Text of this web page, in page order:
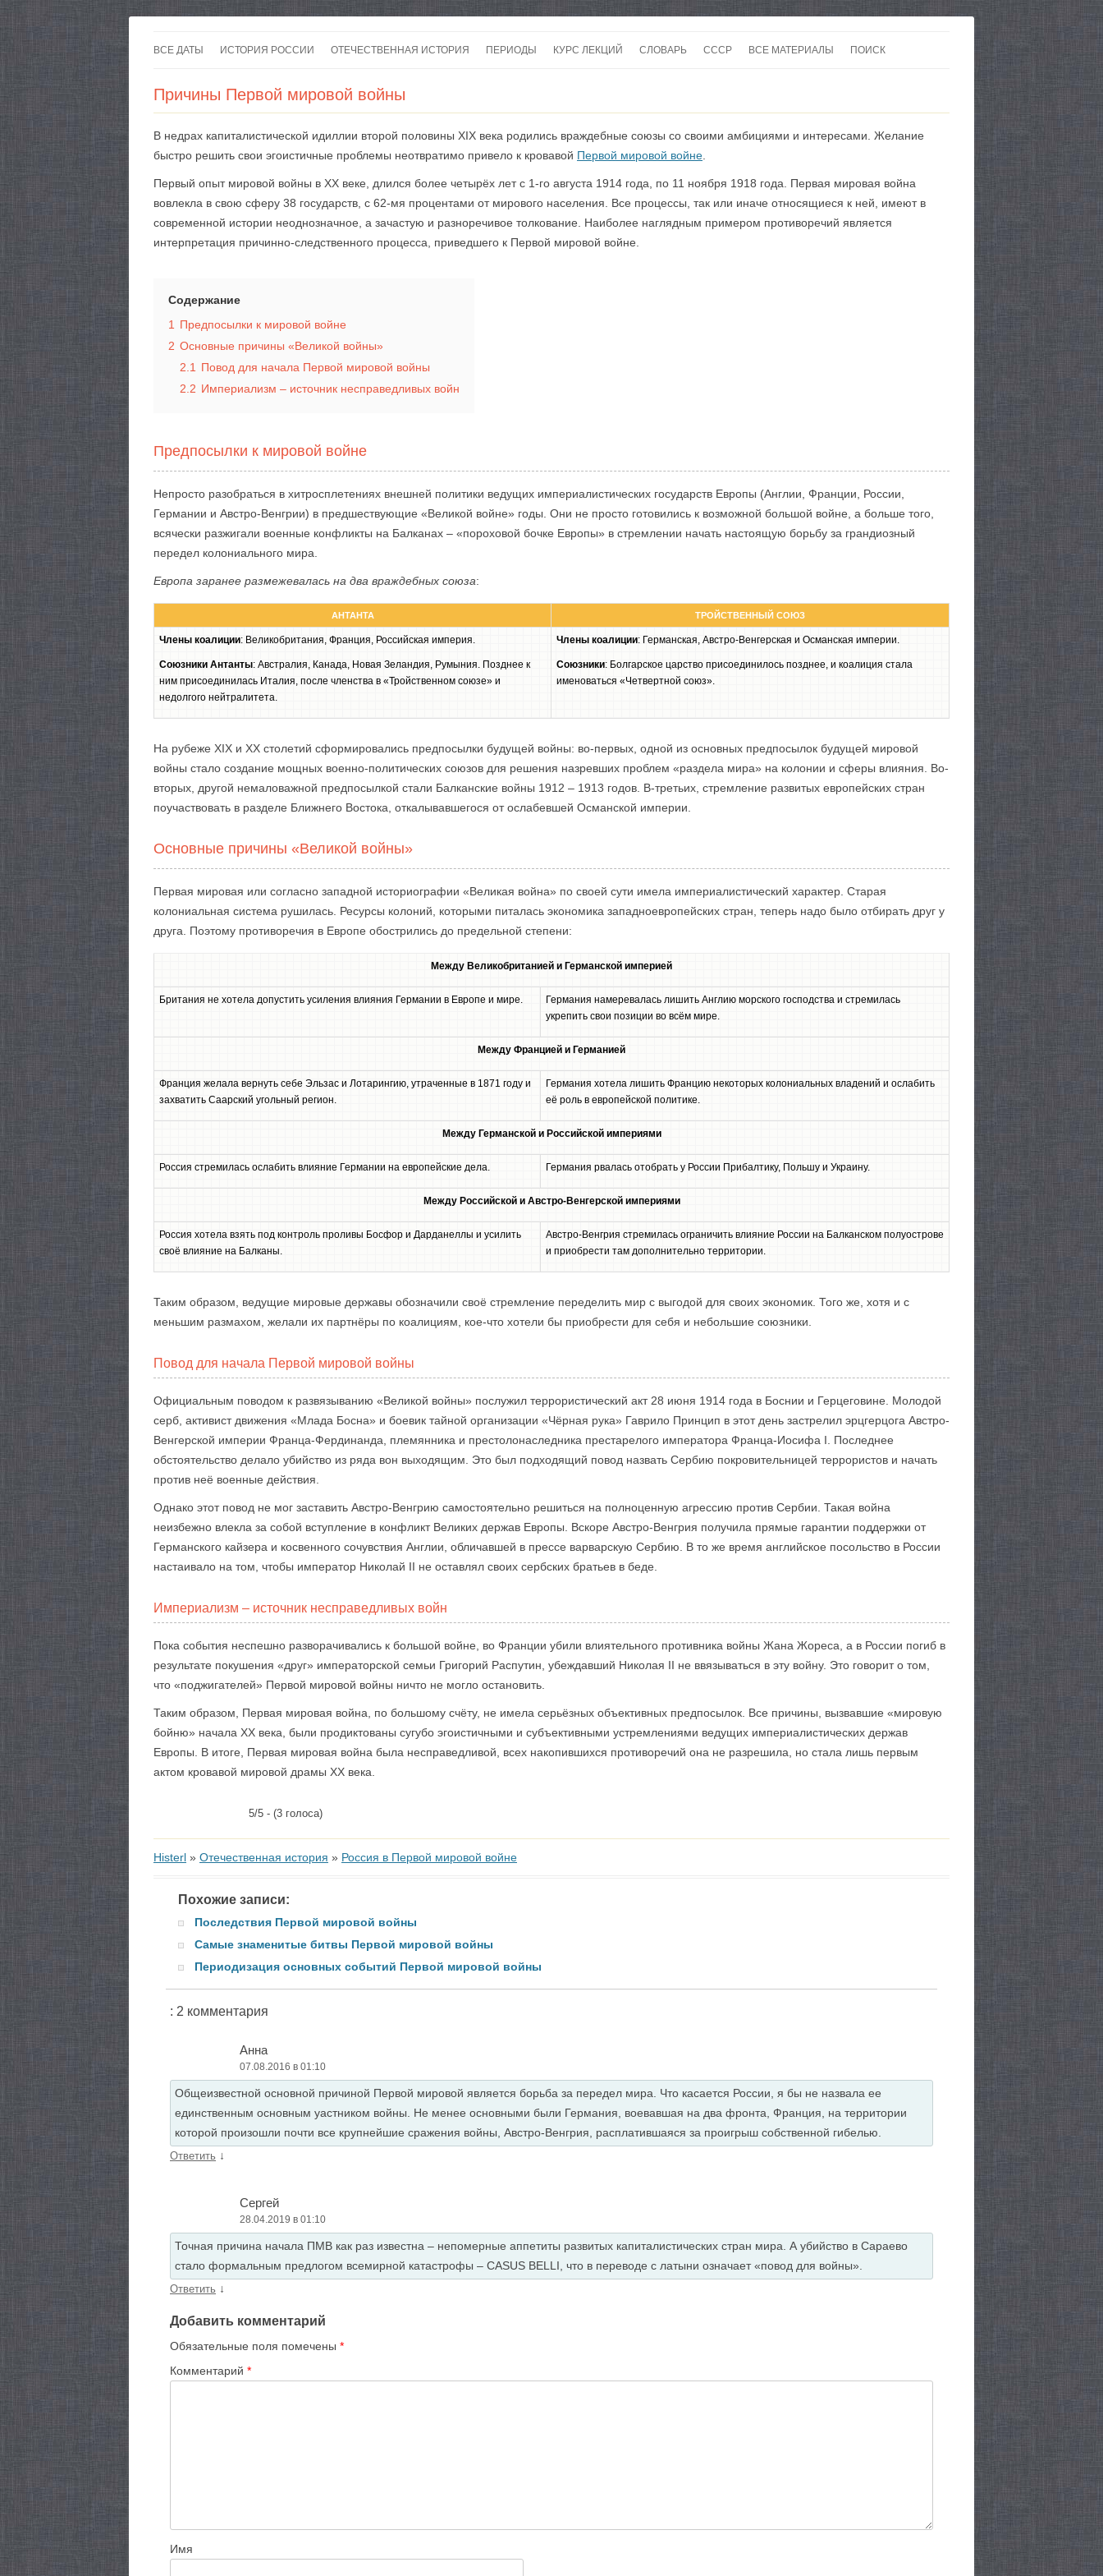
к
ВСЕ ДАТЫ ИСТОРИЯ РОССИИ ОТЕЧЕСТВЕННАЯ ИСТОРИЯ ПЕРИОДЫ КУРС ЛЕКЦИЙ СЛОВАРЬ СССР
ВОЙНЫ
ВСЕ МАТЕРИАЛЫ ПОИСК
Причины Первой мировой войны
В недрах капиталистической идиллии второй половины XIX века родились враждебные союзы со своими амбициями и интересами. Желание
быстро решить свои эгоистичные проблемы неотвратимо привело к кровавой Первой мировой войне
Первый опыт мировой войны в XX веке, длился более четырёх лет с 1-го августа 1914 года, по 11 ноября 1918 года. Первая мировая война
вовлекла в свою сферу 38 государств, с 62-мя процентами от мирового населения. Все процессы, так или иначе относящиеся к ней, имеют в
современной истории неоднозначное, а зачастую и разноречивое толкование. Наиболее наглядным примером противоречий является
интерпретация причинно-следственного процесса, приведшего к Первой мировой войне.
Содержание
1
Предпосылки к мировой войне
2 Основные причины «Великой войны»
2.1
Повод для начала Первой мировой войны
2.2 Империализм – источник несправедливых войн
Предпосылки к мировой войне
Непросто разобраться в хитросплетениях внешней политики ведущих империалистических государств Европы (Англии, Франции, России,
Германии и Австро-Венгрии) в предшествующие «Великой войне» годы. Они не просто готовились к возможной большой войне, а больше того,
всячески разжигали военные конфликты на Балканах – «пороховой бочке Европы» в стремлении начать настоящую борьбу за грандиозный
передел колониального мира.
Европа заранее размежевалась на два враждебных союза:
АНТАНТА ТРОЙСТВЕННЫЙ СОЮЗ
Члены коалиции: Великобритания, Франция, Российская империя.
Союзники Антанты: Австралия, Канада, Новая Зеландия, Румыния. Позднее к
ним присоединилась Италия, после членства в «Тройственном союзе» и
недолгого нейтралитета.
Члены коалиции: Германская, Австро-Венгерская и Османская империи.
Союзники: Болгарское царство присоединилось позднее, и коалиция стала
именоваться «Четвертной союз».
На рубеже XIX и XX столетий сформировались предпосылки будущей войны: во-первых, одной из основных предпосылок будущей мировой
войны стало создание мощных военно-политических союзов для решения назревших проблем «раздела мира» на колонии и сферы влияния. Во-
вторых, другой немаловажной предпосылкой стали Балканские войны 1912 – 1913 годов. В-третьих, стремление развитых европейских стран
поучаствовать в разделе Ближнего Востока, откалывавшегося от ослабевшей Османской империи.
Основные причины «Великой войны»
Первая мировая или согласно западной историографии «Великая война» по своей сути имела империалистический характер. Старая
колониальная система рушилась. Ресурсы колоний, которыми питалась экономика западноевропейских стран, теперь надо было отбирать друг у
друга. Поэтому противоречия в Европе обострились до предельной степени:
Между Великобританией и Германской империей
Британия не хотела допустить усиления влияния Германии в Европе и мире.
Германия намеревалась лишить Англию морского господства и стремилась
укрепить свои позиции во всём мире.
Между Францией и Германией
Франция желала вернуть себе Эльзас и Лотарингию, утраченные в 1871 году и
захватить Саарский угольный регион.
Германия хотела лишить Францию некоторых колониальных владений и ослабить
её роль в европейской политике.
Между Германской и Российской империями
Россия стремилась ослабить влияние Германии на европейские дела. Германия рвалась отобрать у России Прибалтику, Польшу и Украину.
Между Российской и Австро-Венгерской империями
Россия хотела взять под контроль проливы Босфор и Дарданеллы и усилить
своё влияние на Балканы.
Австро-Венгрия стремилась ограничить влияние России на Балканском полуострове
и приобрести там дополнительно территории.
Таким образом, ведущие мировые державы обозначили своё стремление переделить мир с выгодой для своих экономик. Того же, хотя и с
меньшим размахом, желали их партнёры по коалициям, кое-что хотели бы приобрести для себя и небольшие союзники.
Повод для начала Первой мировой войны
Официальным поводом к развязыванию «Великой войны» послужил террористический акт 28 июня 1914 года в Боснии и Герцеговине. Молодой
серб, активист движения «Млада Босна» и боевик тайной организации «Чёрная рука» Гаврило Принцип в этот день застрелил эрцгерцога Австро-
Венгерской империи Франца-Фердинанда, племянника и престолонаследника престарелого императора Франца-Иосифа I. Последнее
обстоятельство делало убийство из ряда вон выходящим. Это был подходящий повод назвать Сербию покровительницей террористов и начать
против неё военные действия.
Однако этот повод не мог заставить Австро-Венгрию самостоятельно решиться на полноценную агрессию против Сербии. Такая война
неизбежно влекла за собой вступление в конфликт Великих держав Европы. Вскоре Австро-Венгрия получила прямые гарантии поддержки от
Германского кайзера и косвенного сочувствия Англии, обличавшей в прессе варварскую Сербию. В то же время английское посольство в России
настаивало на том, чтобы император Николай II не оставлял своих сербских братьев в беде.
Империализм – источник несправедливых войн
Пока события неспешно разворачивались к большой войне, во Франции убили влиятельного противника войны Жана Жореса, а в России погиб в
результате покушения «друг» императорской семьи Григорий Распутин, убеждавший Николая II не ввязываться в эту войну. Это говорит о том,
что «поджигателей» Первой мировой войны ничто не могло остановить.
Таким образом, Первая мировая война, по большому счёту, не имела серьёзных объективных предпосылок. Все причины, вызвавшие «мировую
бойню» начала XX века, были продиктованы сугубо эгоистичными и субъективными устремлениями ведущих империалистических держав
Европы. В итоге, Первая мировая война была несправедливой, всех накопившихся противоречий она не разрешила, но стала лишь первым
актом кровавой мировой драмы XX века.
5/5 - (3 голоса)
Histerl » Отечественная история » Россия в Первой мировой войне
Похожие записи:
Последствия Первой мировой войны
Самые знаменитые битвы Первой мировой войны
Периодизация основных событий Первой мировой войны
: 2 комментария
Анна
07.08.2016 в 01:10
Общеизвестной основной причиной Первой мировой является борьба за передел мира. Что касается России, я бы не назвала ее
единственным основным уастником войны. Не менее основными были Германия, воевавшая на два фронта, Франция, на территории
которой произошли почти все крупнейшие сражения войны, Австро-Венгрия, расплатившаяся за проигрыш собственной гибелью.
Ответить ↓
Сергей
28.04.2019 в 01:10
Точная причина начала ПМВ как раз известна – непомерные аппетиты развитых капиталистических стран мира. А убийство в Сараево
стало формальным предлогом всемирной катастрофы – CASUS BELLI, что в переводе с латыни означает «повод для войны».
Ответить ↓
Добавить комментарий
Обязательные поля помечены *
Комментарий *
Имя